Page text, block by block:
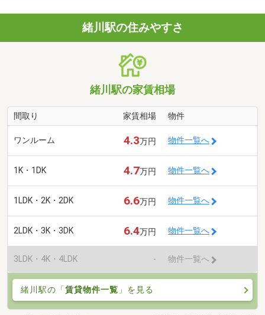
緒川駅の住みやすさ
緒川駅の家賃相場
間取り 家賃相場 物件
ワンルーム 4.3万円 物件一覧へ
1K・1DK 4.7万円 物件一覧へ
1LDK・2K・2DK 6.6万円 物件一覧へ
2LDK・3K・3DK 6.4万円 物件一覧へ
3LDK・4K・4LDK - 物件一覧へ
緒川駅の「賃貸物件一覧 」を見る